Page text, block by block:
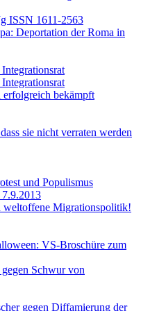
ISSN 1611-2563
Deportation der Roma in
erfolgreich bekämpft
sie nicht verraten werden
und Populismus
weltoffene Migrationspolitik!
VS-Broschüre zum
Schwur von
gegen Diffamierung der